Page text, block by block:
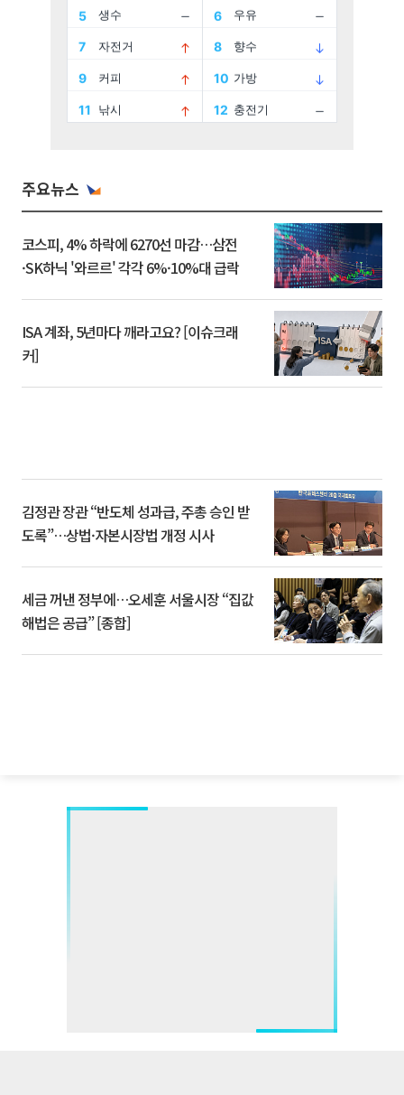
주요뉴스
코스피, 4% 하락에 6270선 마감…삼전
·SK하닉 '와르르' 각각 6%·10%대 급락
ISA 계좌, 5년마다 깨라고요? [이슈크래
커]
김정관 장관 “반도체 성과급, 주총 승인 받
도록”…상법·자본시장법 개정 시사
세금 꺼낸 정부에…오세훈 서울시장 “집값
해법은 공급” [종합]